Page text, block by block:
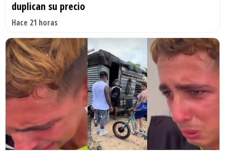
duplican su precio
Hace 21 horas